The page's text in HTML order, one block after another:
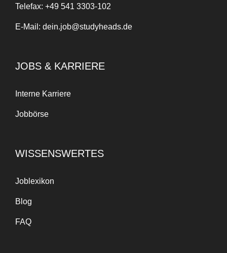
Telefax: +49 541 3303-102
E-Mail: dein.job@studyheads.de
JOBS & KARRIERE
Interne Karriere
Jobbörse
WISSENSWERTES
Joblexikon
Blog
FAQ